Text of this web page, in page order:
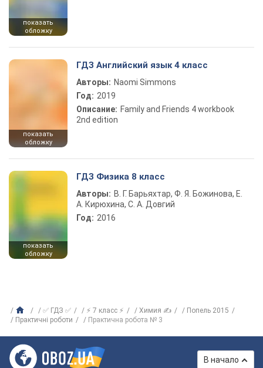
показать
обложку
показать
обложку
ГДЗ Английский язык 4 класс
Авторы: Naomi Simmons
Год: 2019
Описание: Family and Friends 4 workbook
2nd edition
показать
обложку
ГДЗ Физика 8 класс
Авторы: В. Г. Барьяхтар, Ф. Я. Божинова, Е.
А. Кирюхина, С. А. Довгий
Год: 2016
✅ ГДЗ ✅ ⚡ 7 класс ⚡ Химия ✍
Попель 2015
Практичні роботи
Практична робота № 3
В начало